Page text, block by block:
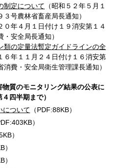
制定について （昭和５２年５月１
号農林省畜産局長通知）
０年４月１日付け１９消安第１４
・安全局長通知）
類の定量法暫定ガイドラインの全
６年１１月２４日付け１６消安第
費・安全局衛生管理課長通知）
質のモニタリング結果の公表に
四半期まで）
について （PDF:88KB）
）
）
）
）